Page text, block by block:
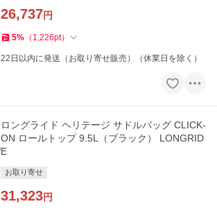
26,737円
5% （ 1,226pt）
22日以内に発送（お取り寄せ販売）（休業日を除く）
ロングライド ヘリテージ サドルバッグ CLICK-
ON ロールトップ 9.5L（ブラック） LONGRID
E
お取り寄せ
31,323円